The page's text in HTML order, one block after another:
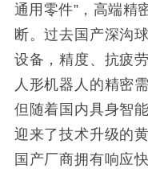
通用零件”，高端精
断。过去国产深沟
设备，精度、抗疲
人形机器人的精密
但随着国内具身智
迎来了技术升级的
国产厂商拥有响应